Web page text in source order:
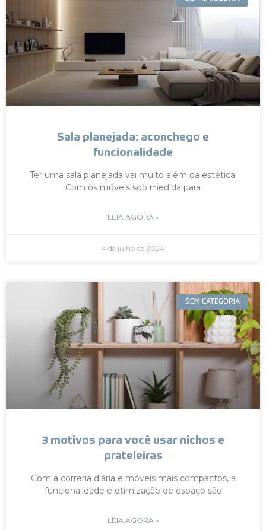
Sala planejada: aconchego e
funcionalidade
Ter uma sala planejada vai muito além da estética.
Com os móveis sob medida para
LEIA AGORA »
4 de julho de 2024
SEM CATEGORIA
3 motivos para você usar nichos e
prateleiras
Com a correria diária e móveis mais compactos, a
funcionalidade e otimização de espaço são
LEIA AGORA »